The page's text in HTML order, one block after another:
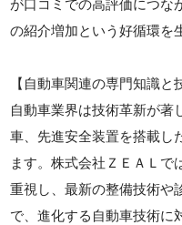
が口コミでの高評価につな
の紹介増加という好循環を
【自動車関連の専門知識と
自動車業界は技術革新が著
車、先進安全装置を搭載し
ます。株式会社ＺＥＡＬで
重視し、最新の整備技術や
で、進化する自動車技術に